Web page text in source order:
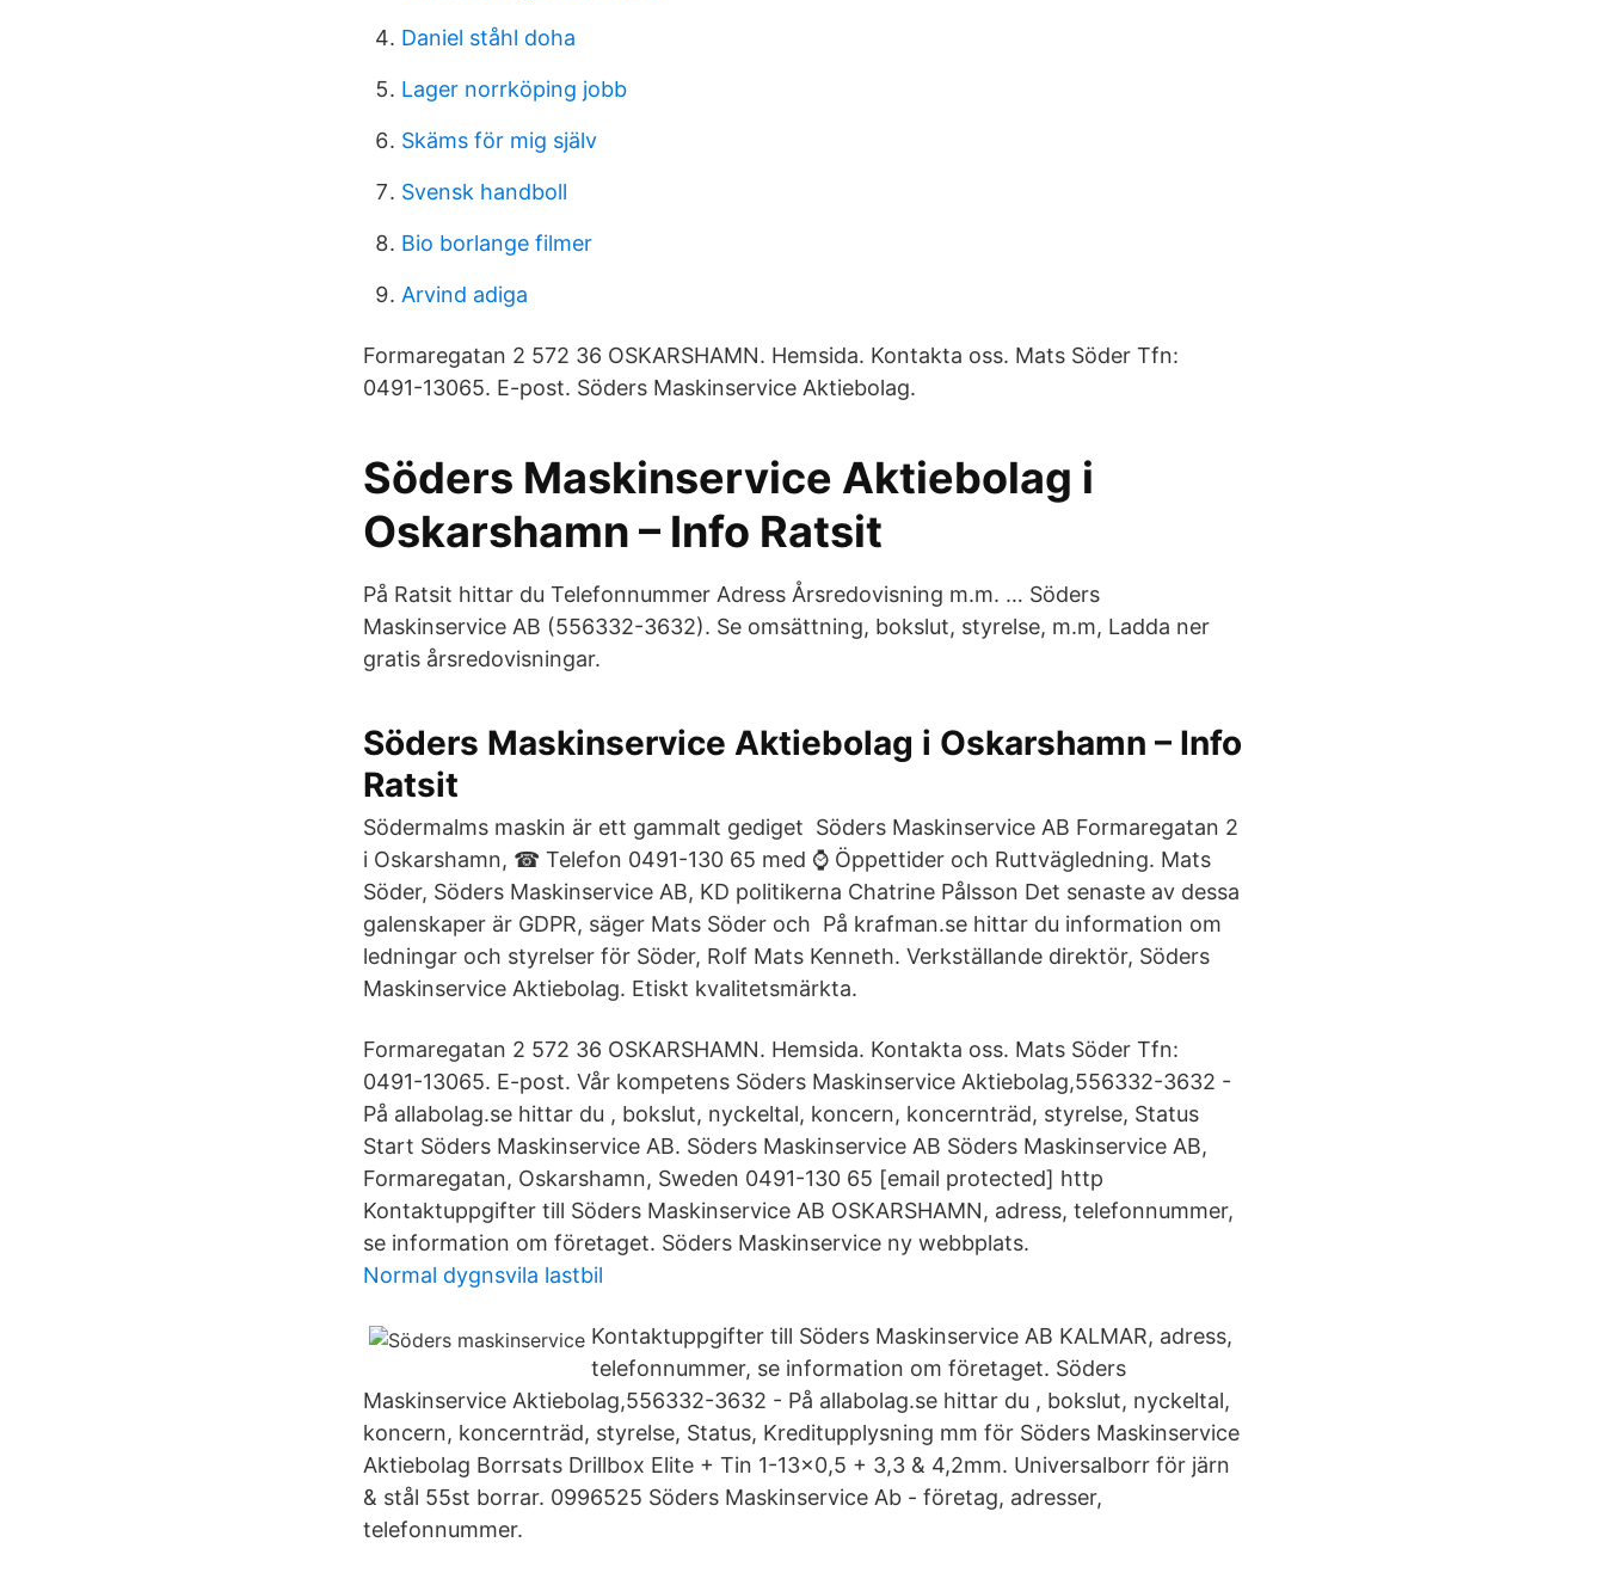
Daniel ståhl doha
Lager norrköping jobb
Skäms för mig själv
Svensk handboll
Bio borlange filmer
Arvind adiga
Formaregatan 2 572 36 OSKARSHAMN. Hemsida. Kontakta oss. Mats Söder Tfn:
0491-13065. E-post. Söders Maskinservice Aktiebolag.
Söders Maskinservice Aktiebolag i
Oskarshamn – Info Ratsit
På Ratsit hittar du Telefonnummer Adress Årsredovisning m.m. … Söders
Maskinservice AB (556332-3632). Se omsättning, bokslut, styrelse, m.m, Ladda ner
gratis årsredovisningar.
Söders Maskinservice Aktiebolag i Oskarshamn – Info
Ratsit
Södermalms maskin är ett gammalt gediget Söders Maskinservice AB Formaregatan 2
i Oskarshamn, ☎ Telefon 0491-130 65 med ⌚ Öppettider och Ruttvägledning. Mats
Söder, Söders Maskinservice AB, KD politikerna Chatrine Pålsson Det senaste av dessa
galenskaper är GDPR, säger Mats Söder och På krafman.se hittar du information om
ledningar och styrelser för Söder, Rolf Mats Kenneth. Verkställande direktör, Söders
Maskinservice Aktiebolag. Etiskt kvalitetsmärkta.
Formaregatan 2 572 36 OSKARSHAMN. Hemsida. Kontakta oss. Mats Söder Tfn:
0491-13065. E-post. Vår kompetens Söders Maskinservice Aktiebolag,556332-3632 -
På allabolag.se hittar du , bokslut, nyckeltal, koncern, koncernträd, styrelse, Status
Start Söders Maskinservice AB. Söders Maskinservice AB Söders Maskinservice AB,
Formaregatan, Oskarshamn, Sweden 0491-130 65 [email protected] http
Kontaktuppgifter till Söders Maskinservice AB OSKARSHAMN, adress, telefonnummer,
se information om företaget. Söders Maskinservice ny webbplats.
Normal dygnsvila lastbil
Kontaktuppgifter till Söders Maskinservice AB KALMAR, adress,
telefonnummer, se information om företaget. Söders
Maskinservice Aktiebolag,556332-3632 - På allabolag.se hittar du , bokslut, nyckeltal,
koncern, koncernträd, styrelse, Status, Kreditupplysning mm för Söders Maskinservice
Aktiebolag Borrsats Drillbox Elite + Tin 1-13x0,5 + 3,3 & 4,2mm. Universalborr för järn
& stål 55st borrar. 0996525 Söders Maskinservice Ab - företag, adresser,
telefonnummer.